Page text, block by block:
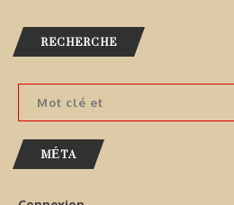
RECHERCHE
MÉTA